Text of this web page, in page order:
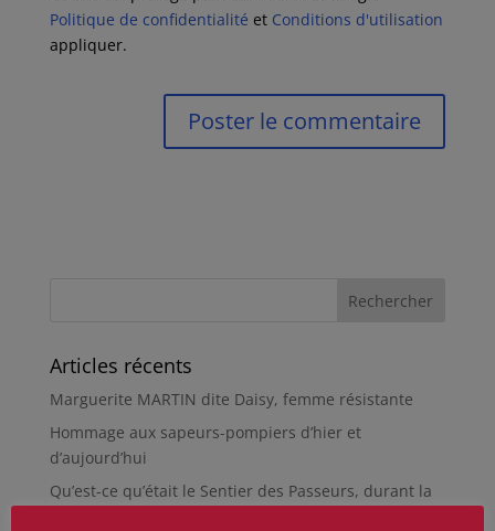
Politique de confidentialité et Conditions d'utilisation
appliquer.
Articles récents
Marguerite MARTIN dite Daisy, femme résistante
Hommage aux sapeurs-pompiers d’hier et
d’aujourd’hui
Qu’est-ce qu’était le Sentier des Passeurs, durant la